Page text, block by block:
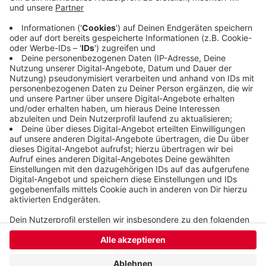
Fernverkehr in Richtung Dortmund gibt es eine
Umleitung ab dem Kreuz Leverkusen. Die führt
über die A3 und dann vom Hildener Kreuz über die
A46 bis zum Kreuz Wuppertal-Nord.
Veröffentlicht:Freitag, 08.11.2019 14:53
Anzeige
Anzeige